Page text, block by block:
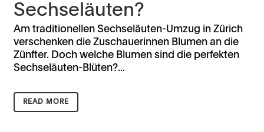
Sechseläuten?
Am traditionellen Sechseläuten-Umzug in Zürich
verschenken die Zuschauerinnen Blumen an die
Zünfter. Doch welche Blumen sind die perfekten
Sechseläuten-Blüten?...
READ MORE